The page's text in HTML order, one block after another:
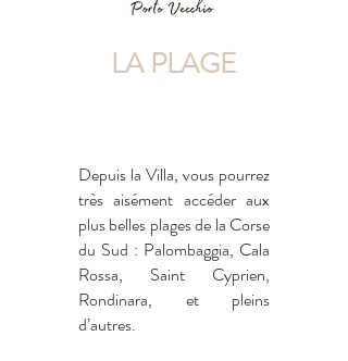
LA PLAGE
Depuis la Villa, vous pourrez
très aisément accéder aux
plus belles plages de la Corse
du Sud : Palombaggia, Cala
Rossa, Saint Cyprien,
Rondinara, et pleins
d’autres.